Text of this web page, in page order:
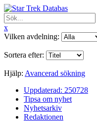
x
Vilken avdelning:
Sortera efter:
Hjälp: Avancerad sökning
Uppdaterad: 250728
Tipsa om nyhet
Nyhetsarkiv
Redaktionen